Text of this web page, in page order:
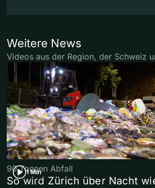
Weitere News
Videos aus der Region, der Schweiz
1 Min
90 Tonnen Abfall
So wird Zürich über Nacht